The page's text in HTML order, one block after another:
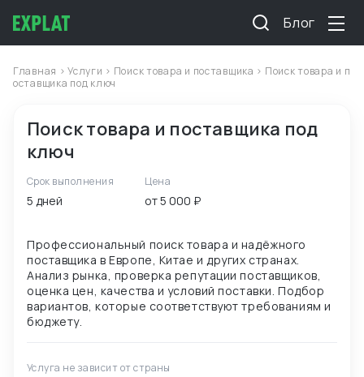
Блог
Главная >Услуги > Поиск товара и поставщика > Поиск товара и п
оставщика под ключ
Поиск товара и поставщика под
ключ
Срок выполнения
5 дней
Цена
от 5 000 ₽
Профессиональный поиск товара и надёжного
поставщика в Европе, Китае и других странах.
Анализ рынка, проверка репутации поставщиков,
оценка цен, качества и условий поставки. Подбор
вариантов, которые соответствуют требованиям и
Услуга не зависит от страны